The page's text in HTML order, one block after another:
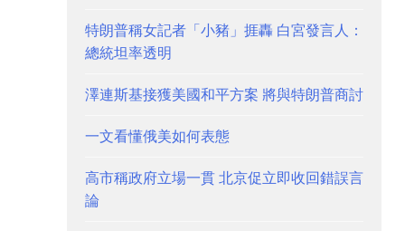
特朗普稱女記者「小豬」捱轟 白宮發言人：
總統坦率透明
澤連斯基接獲美國和平方案 將與特朗普商討
一文看懂俄美如何表態
高市稱政府立場一貫 北京促立即收回錯誤言
論